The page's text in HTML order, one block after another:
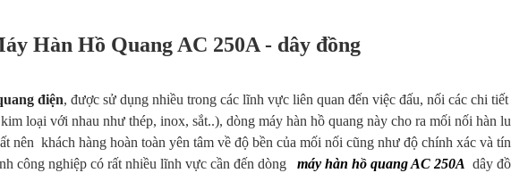
Hàn Hồ Quang AC 250A - dây đồng
điện, được sử dụng nhiều trong các lĩnh vực liên quan đến việc đấu, nối các chi tiết
loại với nhau như thép, inox, sắt..), dòng máy hàn hồ quang này cho ra mối nối hàn
nên khách hàng hoàn toàn yên tâm về độ bền của mối nối cũng như độ chính xác và
công nghiệp có rất nhiều lĩnh vực cần đến dòng
máy hàn hồ quang AC 250A dây